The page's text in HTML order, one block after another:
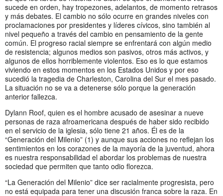
sucede en orden, hay tropezones, adelantos, de momento retrasos
y más debates. El cambio no sólo ocurre en grandes niveles con
proclamaciones por presidentes y líderes cívicos, sino también al
nivel pequeño a través del cambio en pensamiento de la gente
común. El progreso racial siempre se enfrentará con algún medio
de resistencia; algunos medios son pasivos, otros más activos, y
algunos de ellos horriblemente violentos. Eso es lo que estamos
viviendo en estos momentos en los Estados Unidos y por eso
sucedió la tragedia de Charleston, Carolina del Sur el mes pasado.
La situación no se va a detenerse sólo porque la generación
anterior fallezca.
Dylann Roof, quien es el hombre acusado de asesinar a nueve
personas de raza afroamericana después de haber sido recibido
en el servicio de la iglesia, sólo tiene 21 años. Él es de la
“Generación del Milenio” (1) y aunque sus acciones no reflejan los
sentimientos en los corazones de la mayoría de la juventud, ahora
es nuestra responsabilidad el abordar los problemas de nuestra
sociedad que permiten que tanto odio florezca.
“La Generación del Milenio” dice ser racialmente progresista, pero
no está equipada para tener una discusión franca sobre la raza. En